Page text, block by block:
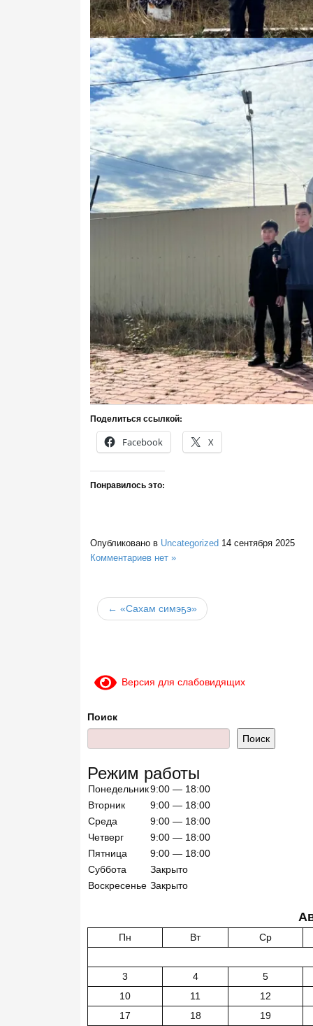
Поделиться ссылкой:
Facebook
X
Понравилось это:
Опубликовано в Uncategorized 14 сентября 2025
Комментариев нет »
← «Сахам симэҕэ»
Версия для слабовидящих
Поиск
Поиск
Режим работы
Понедельник9:00 — 18:00
Вторник
9:00 — 18:00
Среда
9:00 — 18:00
Четверг
9:00 — 18:00
Пятница
9:00 — 18:00
Суббота
Закрыто
Воскресенье Закрыто
Пн Вт Ср
3 4
5
10
11
12
17
18
19